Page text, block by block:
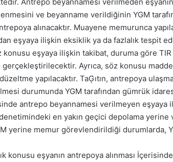
ve beyanname verildiğinin YGM
alınacaktır. Muayene memurunca
eşyaya ilişkin eksiklik ya da fazlalık tespit
konusu eşyaya ilişkin takibat, duruma göre
Ayrıca, söz konusu
yapılacaktır. TaĢıtın, antrepoya
durumunda YGM tarafından gümrük
antrepo beyannamesi verilmeyen
en yakın geçici depolama
yerine memur görevlendirildiği durumlarda,
konusu eşyanın antrepoya alınması